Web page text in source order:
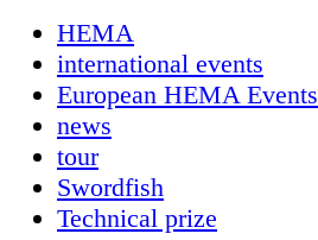
HEMA
international events
European HEMA Events
news
tour
Swordfish
Technical prize